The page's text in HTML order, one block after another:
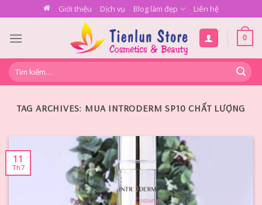
to
content
Giới thiệu Dịch vụ Blog làm đẹp Liên hệ
0
Tìm
kiếm:
TAG ARCHIVES: MUA INTRODERM SP10 CHẤT LƯỢNG
11
Th7